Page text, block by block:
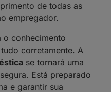
de todas as
empregador.
o conhecimento
corretamente. A
se tornará uma
Está preparado
e garantir sua